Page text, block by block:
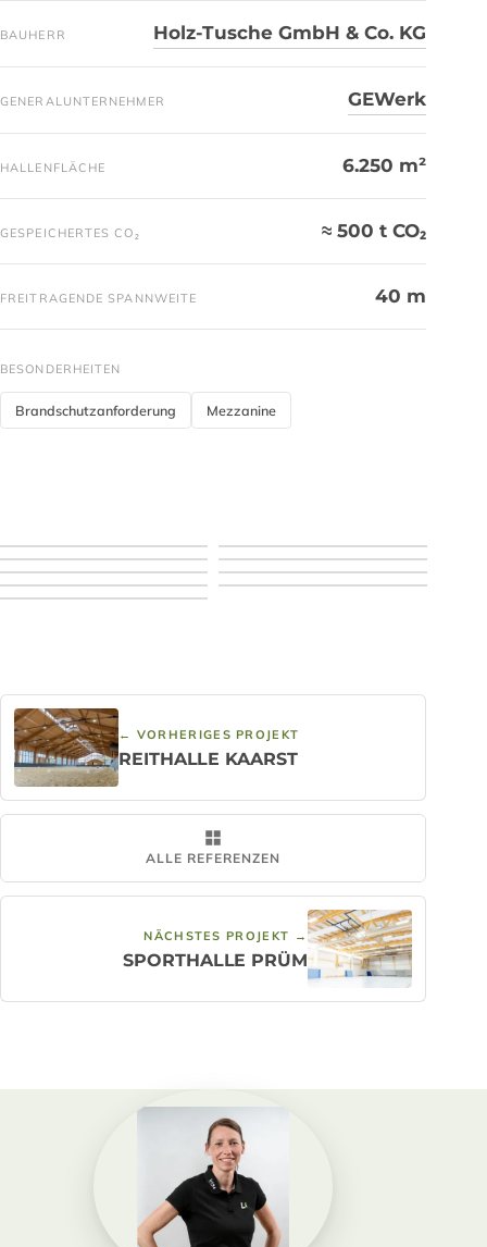
BAUHERR Holz-Tusche GmbH & Co. KG
GENERALUNTERNEHMER GEWerk
HALLENFLÄCHE 6.250 m²
GESPEICHERTES CO₂ ≈ 500 t CO₂
FREITRAGENDE SPANNWEITE 40 m
BESONDERHEITEN
Brandschutzanforderung Mezzanine
← VORHERIGES PROJEKT
REITHALLE KAARST
ALLE REFERENZEN
NÄCHSTES PROJEKT →
SPORTHALLE PRÜM